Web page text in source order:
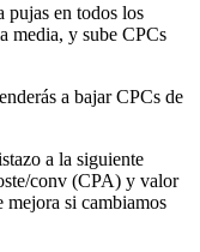
pujas en todos los
media, y sube CPCs
a bajar CPCs de
a la siguiente
conv (CPA) y valor
si cambiamos